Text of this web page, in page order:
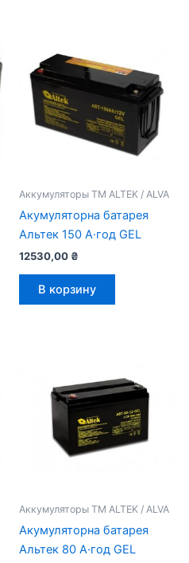
Аккумуляторы ТМ ALTEK / ALVA
Акумуляторна батарея
Альтек 150 А·год GEL
12530,00 ₴
В корзину
Аккумуляторы ТМ ALTEK / ALVA
Акумуляторна батарея
Альтек 80 А·год GEL